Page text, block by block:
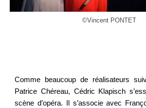
©Vincent PONTET
Comme beaucoup de réalisateurs
Patrice Chéreau, Cédric Klapisch
scène d’opéra. Il s’associe avec